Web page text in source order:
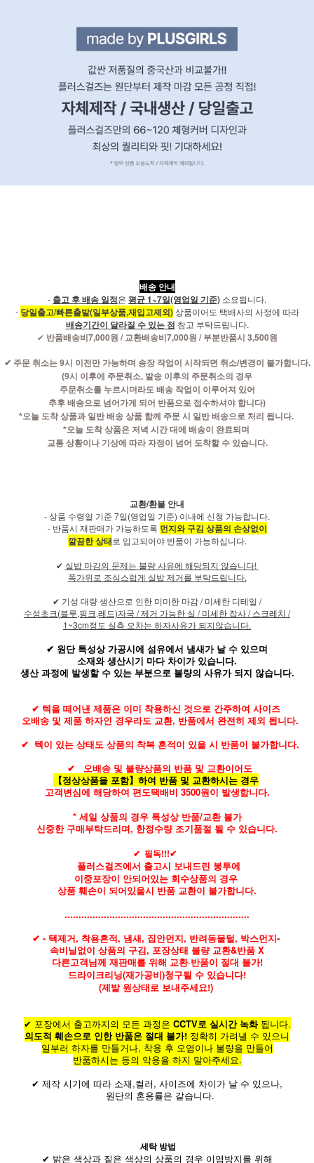
배송 안내
- 출고 후 배송 일정은 평균 1~7일(영업일 기준) 소요됩니다.
- 당일출고/빠른출발(일부상품,재입고제외)상품이어도 택배사의 사정에 따라
배송기간이 달라질 수 있는 점 참고 부탁드립니다.
✔ 반품배송비7,000원 / 교환배송비7,000원 / 부분반품시 3,500원
✔ 주문 취소는 9시 이전만 가능하며 송장 작업이 시작되면 취소/변경이 불가합니다.
(9시 이후에 주문취소, 발송 이후의 주문취소의 경우
주문취소를 누르시더라도 배송 작업이 이루어져 있어
추후 배송으로 넘어가게 되어 반품으로 접수하셔야 합니다)
*오늘 도착 상품과 일반 배송 상품 함께 주문 시 일반 배송으로 처리 됩니다.
*오늘 도착 상품은 저녁 시간 대에 배송이 완료되며
교통 상황이나 기상에 따라 자정이 넘어 도착할 수 있습니다.
교환/환불 안내
- 상품 수령일 기준 7일(영업일 기준) 이내에 신청 가능합니다.
- 반품시 재판매가 가능하도록 먼지와 구김 상품의 손상없이
깔끔한 상태로 입고되어야 반품이 가능하십니다.
✔ 실밥 마감의 문제는 불량 사유에 해당되지 않습니다!
쪽가위로 조심스럽게 실밥 제거를 부탁드립니다.
✔ 기성 대량 생산으로 인한 미미한 마감 / 미세한 디테일 /
수성초크(블루,핑크,레드)자국 / 제거 가능한 실 / 미세한 잡사 / 스크레치 /
1~3cm정도 실측 오차는 하자사유가 되지않습니다.
✔ 원단 특성상 가공시에 섬유에서 냄새가 날 수 있으며
소재와 생산시기 마다 차이가 있습니다.
생산 과정에 발생할 수 있는 부분으로 불량의 사유가 되지 않습니다.
✔ 텍을 떼어낸 제품은 이미 착용하신 것으로 간주하여 사이즈
오배송 및 제품 하자인 경우라도 교환, 반품에서 완전히 제외 됩니다.
✔ 텍이 있는 상태도 상품의 착복 흔적이 있을 시 반품이 불가합니다.
✔
오배송 및 불량상품의 반품 및 교환이어도
【정상상품을 포함】하여 반품 및 교환하시는 경우
고객변심에 해당하여 편도택배비 3500원이 발생합니다.
* 세일 상품의 경우 특성상 반품/교환 불가
신중한 구매부탁드리며, 한정수량 조기품절 될 수 있습니다.
✔ 필독!!!✔
플러스걸즈에서 출고시 보내드린 봉투에
이중포장이 안되어있는 회수상품의 경우
상품 훼손이 되어있을시 반품 교환이 불가합니다.
..................................................................
✔ - 택제거, 착용흔적, 냄새, 집안먼지, 반려동물털, 박스먼지-
속비닐없이 상품의 구김, 포장상태 불량 교환&반품 X
다른고객님께 재판매를 위해 교환·반품이 절대 불가!
드라이크리닝(재가공비)청구될 수 있습니다!
(제발 원상태로 보내주세요!)
✔ 포장에서 출고까지의 모든 과정은 CCTV로 실시간 녹화됩니다.
의도적 훼손으로 인한 반품은 절대 불가! 정확히 가려낼 수 있으니
일부러 하자를 만들거나, 착용 후 오염이나 불량을 만들어
반품하시는 등의 악용을 하지 말아주세요.
✔ 제작 시기에 따라 소재,컬러, 사이즈에 차이가 날 수 있으나,
원단의 혼용률은 같습니다.
세탁 방법
✔ 밝은 색상과 짙은 색상의 상품의 경우 이염방지를 위해